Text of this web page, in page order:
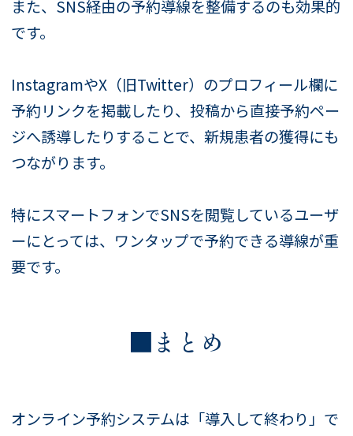
また、SNS経由の予約導線を整備するのも効果的
です。
InstagramやX（旧Twitter）のプロフィール欄に
予約リンクを掲載したり、投稿から直接予約ペー
ジへ誘導したりすることで、新規患者の獲得にも
つながります。
特にスマートフォンでSNSを閲覧しているユーザ
ーにとっては、ワンタップで予約できる導線が重
要です。
■まとめ
オンライン予約システムは「導入して終わり」で